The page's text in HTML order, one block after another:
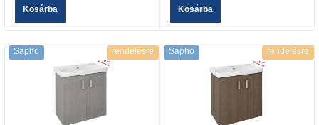
Kosárba Kosárba
Sapho rendelésre Sapho rendelésre